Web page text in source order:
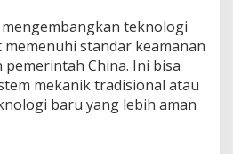
teknologi
standar keamanan
China. Ini bisa
mekanik tradisional atau
baru yang lebih aman